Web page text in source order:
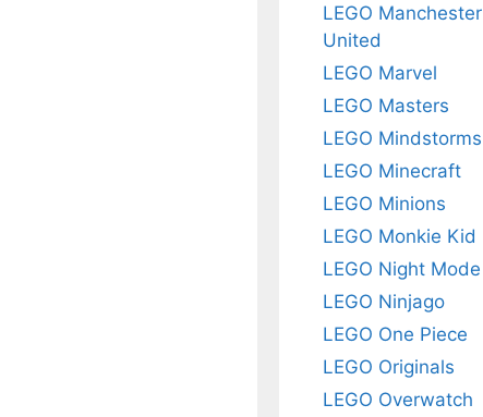
LEGO Manchester
United
LEGO Marvel
LEGO Masters
LEGO Mindstorms
LEGO Minecraft
LEGO Minions
LEGO Monkie Kid
LEGO Night Mode
LEGO Ninjago
LEGO One Piece
LEGO Originals
LEGO Overwatch